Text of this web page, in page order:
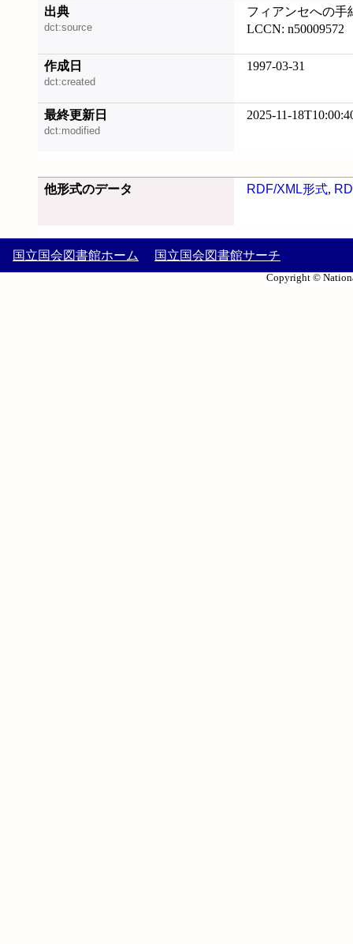
出典
dct:source
フィアンセへの手
LCCN: n50009572
作成日
dct:created
1997-03-31
最終更新日
dct:modified
2025-11-
他形式のデータ RDF/XML形式,
国立国会図書館ホーム 国立国会図書館サーチ
Copyright ©